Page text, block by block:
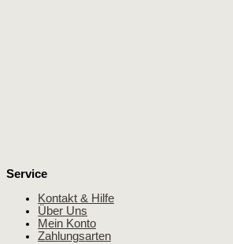
Service
Kontakt & Hilfe
Über Uns
Mein Konto
Zahlungsarten